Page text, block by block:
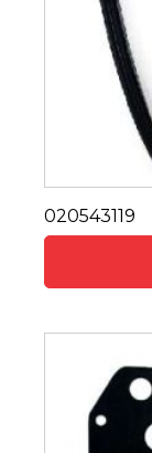
020543119